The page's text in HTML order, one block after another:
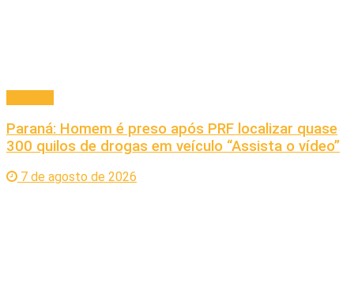
Paraná: Homem é preso após PRF localizar quase
300 quilos de drogas em veículo “Assista o vídeo”
7 de agosto de 2026